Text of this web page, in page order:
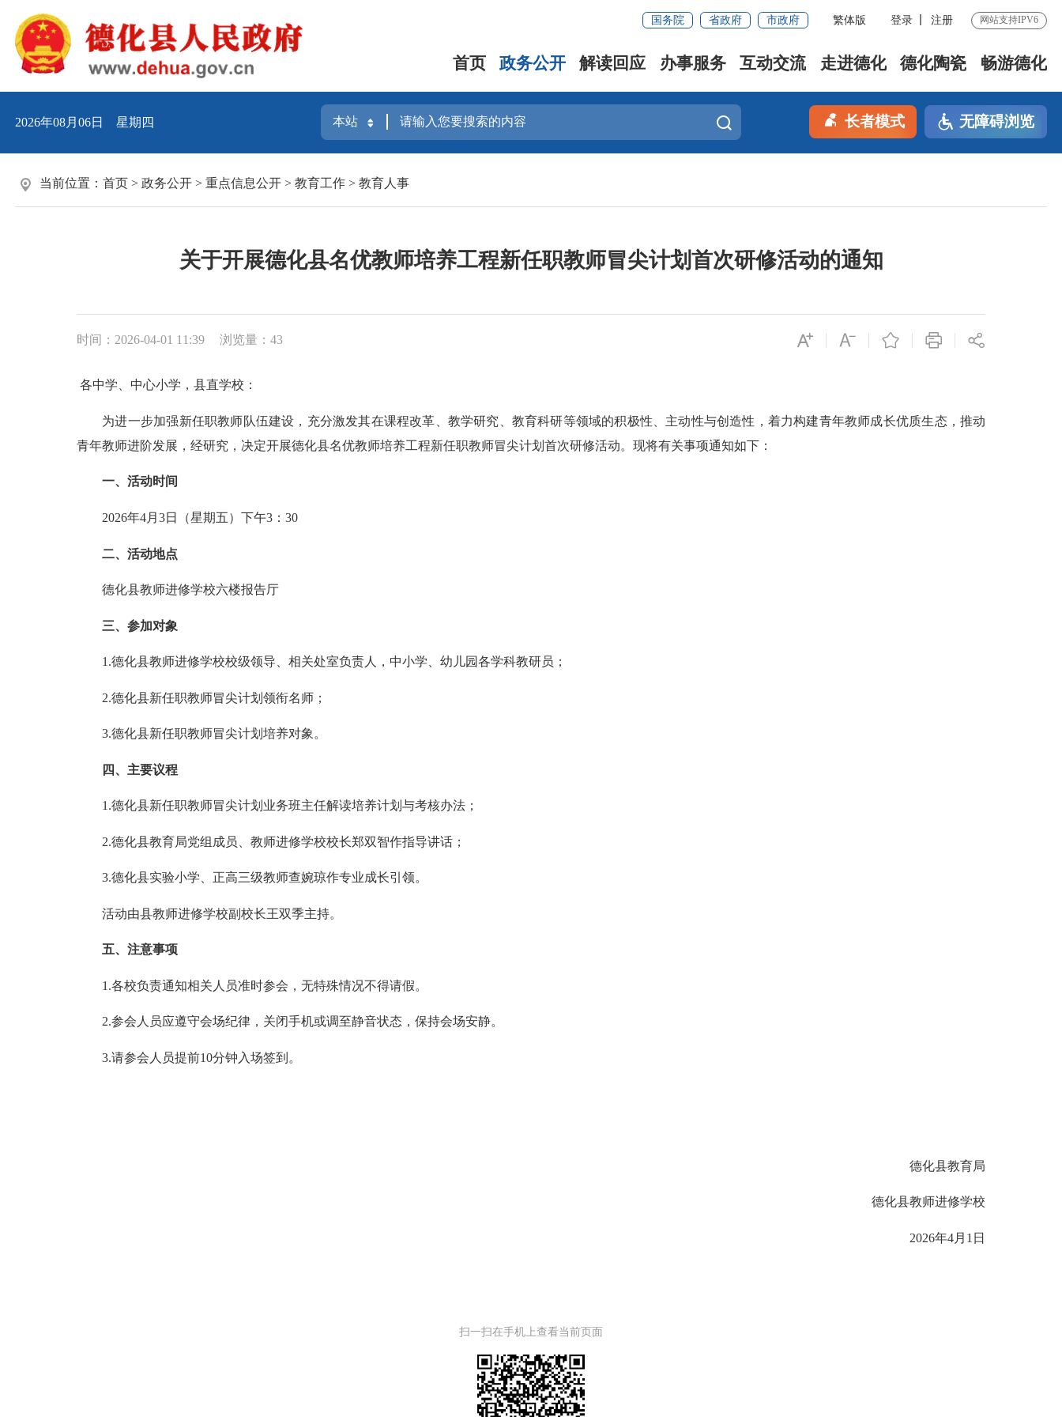
国务院 省政府 市政府 繁体版 登录 注册 网站支持IPV6
首页 政务公开 解读回应 办事服务 互动交流 走进德化 德化陶瓷 畅游德化
2026年08月06日 星期四 长者模式 无障碍浏览
当前位置： 首页 > 政务公开 > 重点信息公开 > 教育工作 > 教育人事
关于开展德化县名优教师培养工程新任职教师冒尖计划首次研修活动的通知
时间：2026-04-01 11:39 浏览量：43
各中学、中心小学，县直学校：
为进一步加强新任职教师队伍建设，充分激发其在课程改革、教学研究、教育科研等领域的积极性、主动性与创造性，着力构建青年教师成长优质生态，推动
青年教师进阶发展，经研究，决定开展德化县名优教师培养工程新任职教师冒尖计划首次研修活动。现将有关事项通知如下：
一、活动时间
2026年4月3日（星期五）下午3：30
二、活动地点
德化县教师进修学校六楼报告厅
三、参加对象
1.德化县教师进修学校校级领导、相关处室负责人，中小学、幼儿园各学科教研员；
2.德化县新任职教师冒尖计划领衔名师；
3.德化县新任职教师冒尖计划培养对象。
四、主要议程
1.德化县新任职教师冒尖计划业务班主任解读培养计划与考核办法；
2.德化县教育局党组成员、教师进修学校校长郑双智作指导讲话；
3.德化县实验小学、正高三级教师查婉琼作专业成长引领。
活动由县教师进修学校副校长王双季主持。
五、注意事项
1.各校负责通知相关人员准时参会，无特殊情况不得请假。
2.参会人员应遵守会场纪律，关闭手机或调至静音状态，保持会场安静。
3.请参会人员提前10分钟入场签到。
德化县教育局
德化县教师进修学校
2026年4月1日
扫一扫在手机上查看当前页面